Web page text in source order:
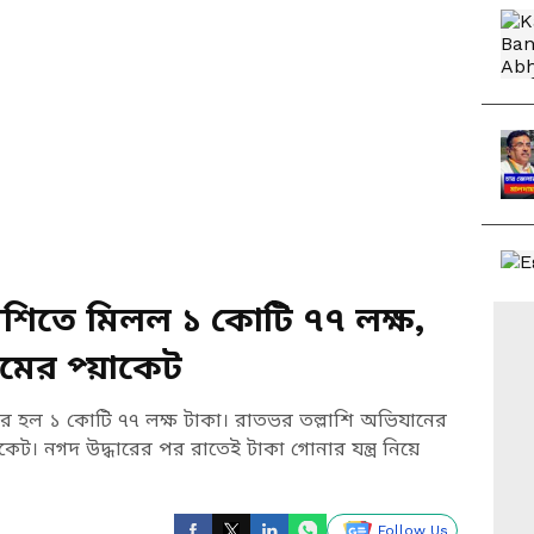
মিলল ১ কোটি ৭৭ লক্ষ,
প্য়াকেট
হল ১ কোটি ৭৭ লক্ষ টাকা। রাতভর তল্লাশি অভিযানের
নগদ উদ্ধারের পর রাতেই টাকা গোনার যন্ত্র নিয়ে